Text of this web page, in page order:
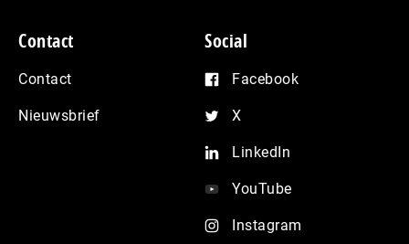
Contact
Contact
Nieuwsbrief
Social
Facebook
X
LinkedIn
YouTube
Instagram